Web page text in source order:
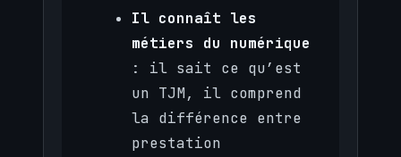
Il connaît les
métiers du numérique
: il sait ce qu’est
un TJM, il comprend
la différence entre
prestation